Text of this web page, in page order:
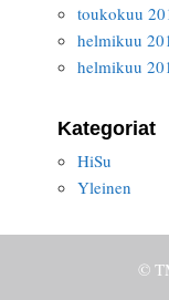
toukokuu
helmikuu
helmikuu
Kategoriat
HiSu
Yleinen
©